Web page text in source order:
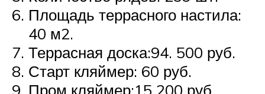
Площадь террасного настила:
40 м2.
Террасная доска:94. 500 руб.
Старт кляймер: 60 руб.
Пром кляймер:15 200 руб.